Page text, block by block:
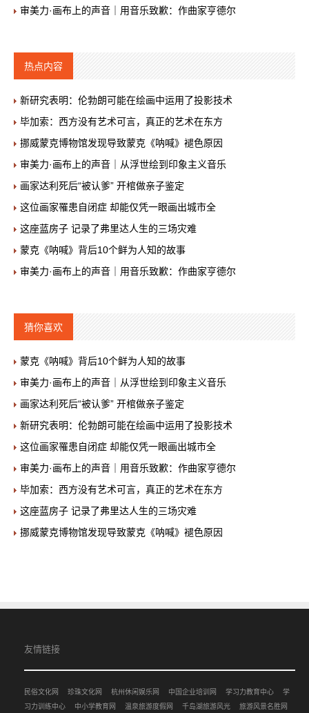
审美力·画布上的声音｜用音乐致歉：作曲家亨德尔
热点内容
新研究表明：伦勃朗可能在绘画中运用了投影技术
毕加索：西方没有艺术可言，真正的艺术在东方
挪威蒙克博物馆发现导致蒙克《呐喊》褪色原因
审美力·画布上的声音｜从浮世绘到印象主义音乐
画家达利死后“被认爹” 开棺做亲子鉴定
这位画家罹患自闭症 却能仅凭一眼画出城市全
这座蓝房子 记录了弗里达人生的三场灾难
蒙克《呐喊》背后10个鲜为人知的故事
审美力·画布上的声音｜用音乐致歉：作曲家亨德尔
猜你喜欢
蒙克《呐喊》背后10个鲜为人知的故事
审美力·画布上的声音｜从浮世绘到印象主义音乐
画家达利死后“被认爹” 开棺做亲子鉴定
新研究表明：伦勃朗可能在绘画中运用了投影技术
这位画家罹患自闭症 却能仅凭一眼画出城市全
审美力·画布上的声音｜用音乐致歉：作曲家亨德尔
毕加索：西方没有艺术可言，真正的艺术在东方
这座蓝房子 记录了弗里达人生的三场灾难
挪威蒙克博物馆发现导致蒙克《呐喊》褪色原因
友情链接
民俗文化网 珍珠文化网 杭州休闲娱乐网 中国企业培训网 学习力教育中心
学
习力训练中心
中小学教育网 温泉旅游度假网 千岛湖旅游风光 旅游风景名胜网